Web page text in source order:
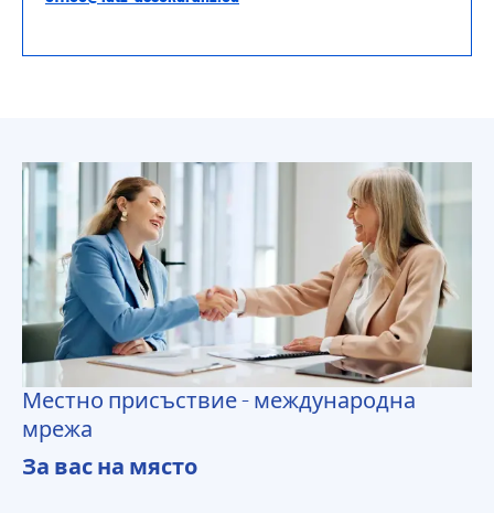
Местно присъствие - международна
мрежа
За вас на място